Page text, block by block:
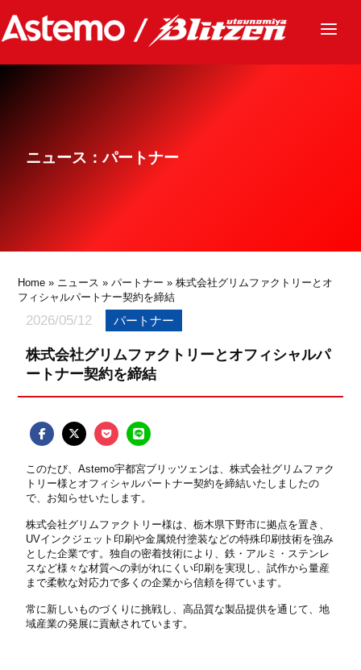
ニュース
グッズ
ニュース：パートナー
Home » ニュース »パートナー » 株式会社グリムファクトリーとオ
フィシャルパートナー契約を締結
2026/05/12 パートナー
株式会社グリムファクトリーとオフィシャルパ
ートナー契約を締結
このたび、Astemo宇都宮ブリッツェンは、株式会社グリムファク
トリー様とオフィシャルパートナー契約を締結いたしましたの
で、お知らせいたします。
株式会社グリムファクトリー様は、栃木県下野市に拠点を置き、
UVインクジェット印刷や金属焼付塗装などの特殊印刷技術を強み
とした企業です。独自の密着技術により、鉄・アルミ・ステンレ
スなど様々な材質への剥がれにくい印刷を実現し、試作から量産
まで柔軟な対応力で多くの企業から信頼を得ています。
常に新しいものづくりに挑戦し、高品質な製品提供を通じて、地
域産業の発展に貢献されています。